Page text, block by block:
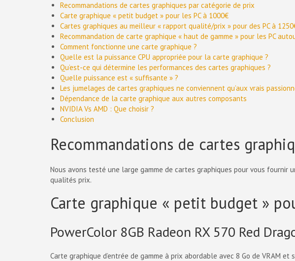
Recommandations de cartes graphiques par catégorie de prix
Carte graphique « petit budget » pour les PC à 1000€
Cartes graphiques au meilleur « rapport qualité/prix » pour des PC à
Recommandation de carte graphique « haut de gamme » pour les PC
Comment fonctionne une carte graphique ?
Quelle est la puissance CPU appropriée pour la carte graphique ?
Qu’est-ce qui détermine les performances des cartes graphiques ?
Quelle puissance est « suffisante » ?
Les jumelages de cartes graphiques ne conviennent qu’aux vrais
Dépendance de la carte graphique aux autres composants
NVIDIA Vs AMD : Que choisir ?
Conclusion
Recommandations de cartes
Nous avons testé une large gamme de cartes graphiques pour vous
qualités prix.
Carte graphique « petit budget »
PowerColor 8GB Radeon RX 570 Red
Carte graphique d’entrée de gamme à prix abordable avec 8 Go de